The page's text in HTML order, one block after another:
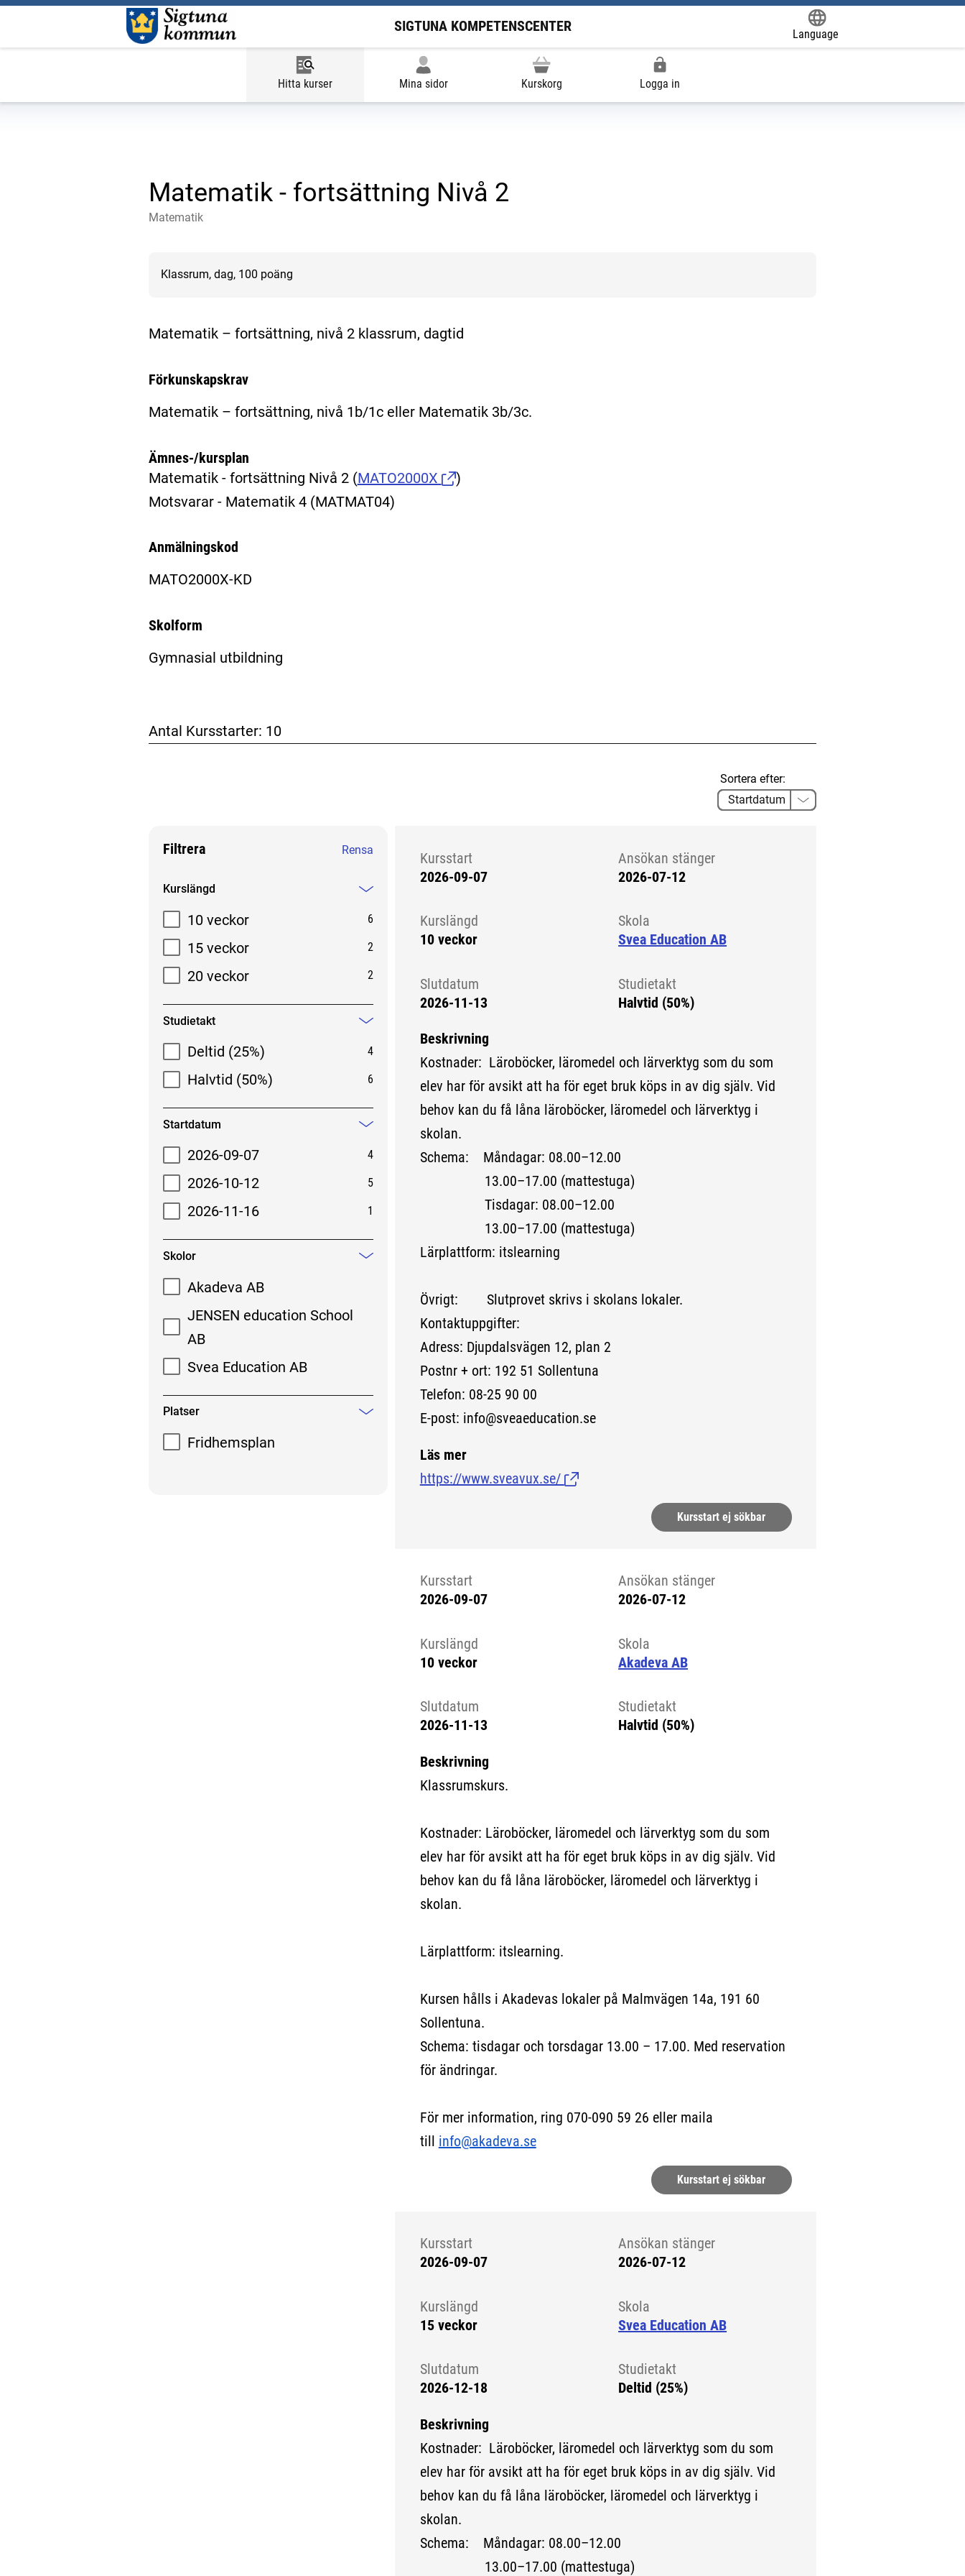
SIGTUNA KOMPETENSCENTER
Language
Hitta kurser Mina sidor Kurskorg Logga in
Matematik - fortsättning Nivå 2
Matematik
Klassrum, dag, 100 poäng
Matematik – fortsättning, nivå 2 klassrum, dagtid
Förkunskapskrav
Matematik – fortsättning, nivå 1b/1c eller Matematik 3b/3c.
Ämnes-/kursplan
Matematik - fortsättning Nivå 2 (MATO2000X
)
Motsvarar - Matematik 4 (MATMAT04)
Anmälningskod
MATO2000X-KD
Skolform
Gymnasial utbildning
Antal Kursstarter: 10
Sortera efter:
Filtrera Rensa
Filtrera sökresultat
Kurslängd
10 veckor
6
15 veckor 2
20 veckor 2
Studietakt
Mindre information
Deltid (25%)
4
Halvtid (50%) 6
Startdatum
Mindre information
2026-09-07
4
2026-10-12 5
2026-11-16 1
Skolor
Akadeva AB
JENSEN education School
AB
Svea Education AB
Platser
Mindre information
Fridhemsplan
Kursstart
2026-09-07
Ansökan stänger
2026-07-12
Kurslängd
10 veckor
Skola
Svea Education AB
Slutdatum
2026-11-13
Studietakt
Halvtid (50%)
Beskrivning
Kostnader: Läroböcker, läromedel och lärverktyg som du som
elev har för avsikt att ha för eget bruk köps in av dig själv. Vid
behov kan du få låna läroböcker, läromedel och lärverktyg i
skolan.
Schema: Måndagar: 08.00–12.00
13.00–17.00 (mattestuga)
Tisdagar: 08.00–12.00
13.00–17.00 (mattestuga)
Lärplattform: itslearning
Övrigt: Slutprovet skrivs i skolans lokaler.
Kontaktuppgifter:
Adress: Djupdalsvägen 12, plan 2
Postnr + ort: 192 51 Sollentuna
Telefon: 08-25 90 00
E-post: info@sveaeducation.se
Läs mer
https://www.sveavux.se/ (Länk till extern sida.)
Kursstart ej sökbar
Kursstart
2026-09-07
Ansökan stänger
2026-07-12
Kurslängd
10 veckor
Skola
Akadeva AB
Slutdatum
2026-11-13
Studietakt
Halvtid (50%)
Beskrivning
Klassrumskurs.
Kostnader: Läroböcker, läromedel och lärverktyg som du som
elev har för avsikt att ha för eget bruk köps in av dig själv. Vid
behov kan du få låna läroböcker, läromedel och lärverktyg i
skolan.
Lärplattform: itslearning.
Kursen hålls i Akadevas lokaler på Malmvägen 14a, 191 60
Sollentuna.
Schema: tisdagar och torsdagar 13.00 – 17.00. Med reservation
för ändringar.
För mer information, ring 070-090 59 26 eller maila
till info@akadeva.se
Kursstart ej sökbar
Kursstart
2026-09-07
Ansökan stänger
2026-07-12
Kurslängd
15 veckor
Skola
Svea Education AB
Slutdatum
2026-12-18
Studietakt
Deltid (25%)
Beskrivning
Kostnader: Läroböcker, läromedel och lärverktyg som du som
elev har för avsikt att ha för eget bruk köps in av dig själv. Vid
behov kan du få låna läroböcker, läromedel och lärverktyg i
skolan.
Schema: Måndagar: 08.00–12.00
13.00–17.00 (mattestuga)